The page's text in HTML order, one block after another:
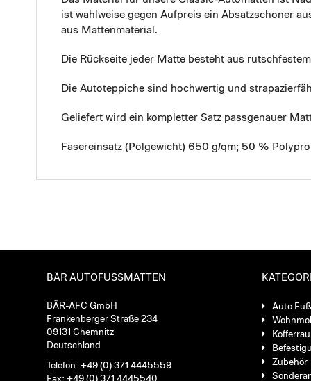
ist wahlweise gegen Aufpreis ein Absatzschoner
aus Mattenmaterial.
Die Rückseite jeder Matte besteht aus
Die Autoteppiche sind hochwertig und
Geliefert wird ein kompletter Satz passgenauer
Fasereinsatz (Polgewicht) 650 g/qm; 50 %
BÄR AUTOFUSSMATTEN
BÄR-AFC GmbH
Frankenberger Straße 234
09131 Chemnitz
Deutschland
Telefon: +49 (0) 371 4445559
Fax: +49 (0) 371 4445540
Auto
Zubehör